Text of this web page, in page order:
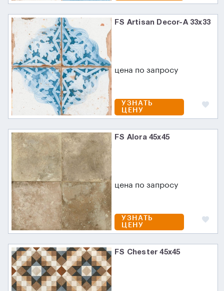
FS Artisan Decor-A 33х33
цена по запросу
УЗНАТЬ
ЦЕНУ
FS Alora 45x45
цена по запросу
УЗНАТЬ
ЦЕНУ
FS Chester 45x45